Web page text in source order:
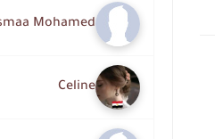
Mohamed
Celine